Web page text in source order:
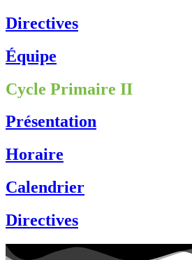
Directives
Équipe
Cycle Primaire II
Présentation
Horaire
Calendrier
Directives